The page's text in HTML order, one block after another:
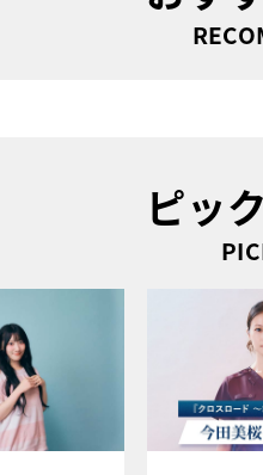
ピッ